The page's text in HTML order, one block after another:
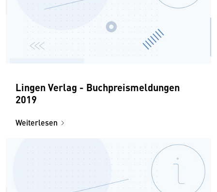
Lingen Verlag - Buchpreismeldungen
2019
Weiterlesen